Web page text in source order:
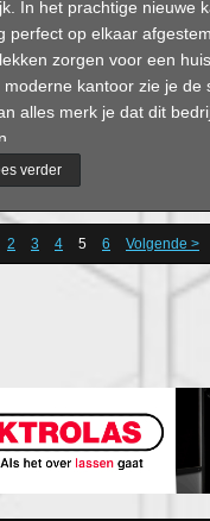
In het prachtige nieuwe
perfect op elkaar
zorgen voor een
moderne kantoor zie je de
alles merk je dat dit
verder
2 3 4 5 6 Volgende >